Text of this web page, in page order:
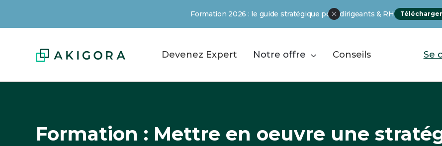
Formation 2026 : le guide stratégique pour dirigeants & RH
Devenez Expert Notre offre Conseils Se
Formation : Mettre en oeuvre une